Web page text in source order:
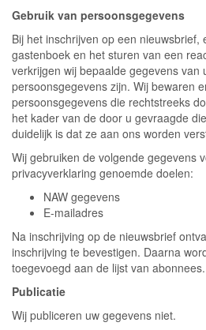
Gebruik van persoonsgegevens
Bij het inschrijven op een nieuwsbrief,
gastenboek en het sturen van een
verkrijgen wij bepaalde gegevens van
persoonsgegevens zijn. Wij bewaren
persoonsgegevens die rechtstreeks
het kader van de door u gevraagde
duidelijk is dat ze aan ons worden
Wij gebruiken de volgende gegevens
privacyverklaring genoemde doelen:
NAW gegevens
E-mailadres
Na inschrijving op de nieuwsbrief
inschrijving te bevestigen. Daarna
toegevoegd aan de lijst van abonnees.
Publicatie
Wij publiceren uw gegevens niet.